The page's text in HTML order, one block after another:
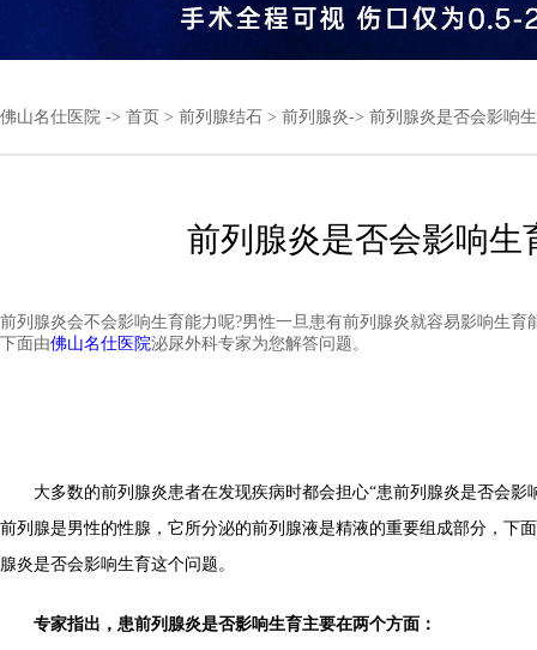
佛山名仕医院 -> 首页 > 前列腺结石 > 前列腺炎-> 前列腺炎是否会影响
前列腺炎是否会影响生
前列腺炎会不会影响生育能力呢?男性一旦患有前列腺炎就容易影响生育
下面由佛山名仕医院泌尿外科专家为您解答问题。
大多数的前列腺炎患者在发现疾病时都会担心“患前列腺炎是否会影
前列腺是男性的性腺，它所分泌的前列腺液是精液的重要组成部分，下
腺炎是否会影响生育这个问题。
专家指出，患前列腺炎是否影响生育主要在两个方面：